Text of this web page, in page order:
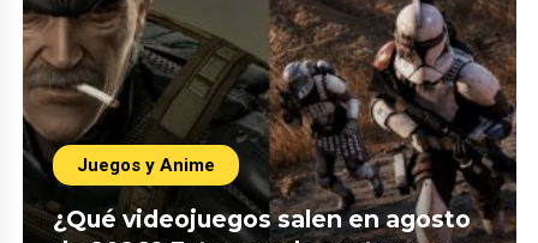
Juegos y Anime
¿Qué videojuegos salen en agosto